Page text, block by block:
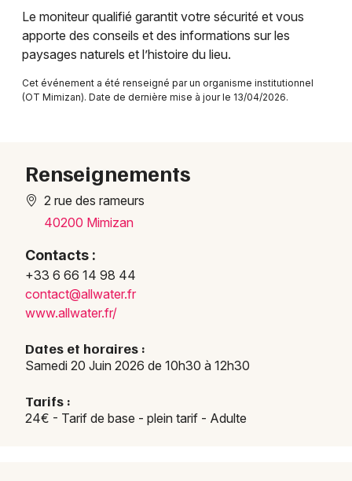
Sorties & loisirs
Sports en Aquitaine
Artistes en tournée
Actus à Mimizan
Magazine à Mimizan
Le moniteur qualifié garantit votre sécurité et vous
apporte des conseils et des informations sur les
paysages naturels et l’histoire du lieu.
Cet événement a été renseigné par un organisme institutionnel
(OT Mimizan). Date de dernière mise à jour le 13/04/2026.
Renseignements
2 rue des rameurs
40200 Mimizan
Contacts :
+33 6 66 14 98 44
contact@allwater.fr
www.allwater.fr/
Dates et horaires :
Samedi 20 Juin 2026 de 10h30 à 12h30
Tarifs :
24€ - Tarif de base - plein tarif - Adulte